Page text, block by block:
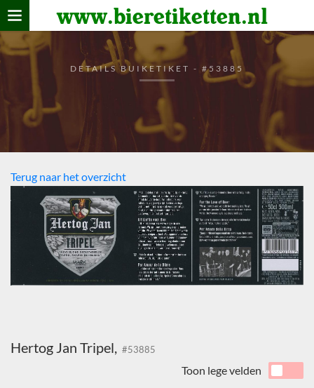
www.bieretiketten.nl
Home
verzamelen
De bierkaart
Bezoekers
DETAILS BUIKETIKET - #53885
Terug naar het overzicht
Hertog Jan Tripel, #53885
Toon lege velden